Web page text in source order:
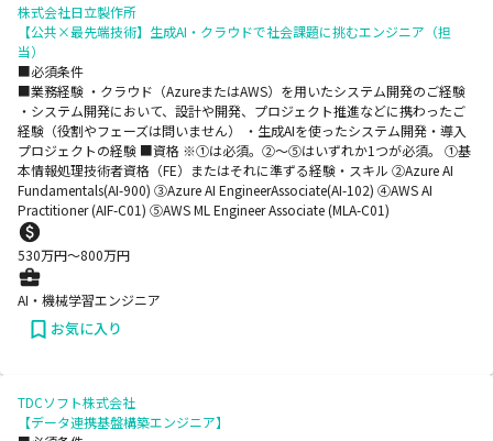
株式会社日立製作所
【公共×最先端技術】生成AI・クラウドで社会課題に挑むエンジニア（担
当）
■必須条件
■業務経験 ・クラウド（AzureまたはAWS）を用いたシステム開発のご経験
・システム開発において、設計や開発、プロジェクト推進などに携わったご
経験（役割やフェーズは問いません） ・生成AIを使ったシステム開発・導入
プロジェクトの経験 ■資格 ※①は必須。②～⑤はいずれか1つが必須。 ①基
本情報処理技術者資格（FE）またはそれに準ずる経験・スキル ②Azure AI
Fundamentals(AI-900) ③Azure AI EngineerAssociate(AI-102) ④AWS AI
Practitioner (AIF-C01) ⑤AWS ML Engineer Associate (MLA-C01)
530万円〜800万円
AI・機械学習エンジニア
お気に入り
TDCソフト株式会社
【データ連携基盤構築エンジニア】